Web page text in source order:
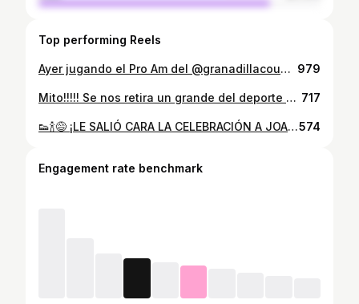
Top performing Reels
Ayer jugando el Pro Am del @granadillacountryclub junto a @nicogeyger que me estuvo dando algunos consejos para mejorar🏌🏻…seguimos poniéndole empeño en el golf 💪🏻. Gracias por el video, Nico. ¡Mucho éxito en el abierto! ⛳ Y a tod@s mis seguidores, ¡gracias por sus comentarios y la buena onda de siempre!🙌🏼 979
Mito!!!!! Se nos retira un grande del deporte chileno! Una carrera que tuvo de todo, desde el temprano retiro que no duró mucho por que cuando comprendió lo lindo que es el golf volvió, que las oportunidades volvieron y que su carrera tomó una vez más vuelo. Un ascenso que quizás parecía lento pero que en realidad fue veloz. Con hitos en su carrera como ganar 3 veces en el KFT y ascender al PGA Tour!!! Algo que solo lo han conseguido 13 jugadores. Que una vez en el PGA nos ilusionó con un Major hasta el final y que simplemente no quiso que fuera ni suyo ni nuestro! Porque lo sentimos así, tu nos hiciste sentir cerca! El destino es así y a veces se nos es esquivo en resultados específicos pero al final del camino puedes contar con la satisfacción por el esfuerzo, la entrega, las horas puestas, los viajes y todos los sacrificios para tener la carrera que tuviste valga la pena. Una Presidents, JJOO, LIV, Majors, PGA Tour. Es un retiro en el papel, espero y se que tu vida seguirá ligada al deporte, a la vida sana y al golf 🙏🏽 Éxito en tus proyectos, disfruta tu retiro, disfruta tu familia y gracias por dejarnos ser parte. El Mito se hizo realidad 🤣 PD: Nos falta uno para la timba del miércoles... te sumas(?) 🤔 717
👟🍾😅 ¡LE SALIÓ CARA LA CELEBRACIÓN A JOAKING! En entrevista exclusiva con @nicogeyger y @golfistachileno el crack nacional @joaco_niemann contó los detalles de los dos “shoey” que realizó en medio de los festejos tras conquistar el título del LIV Golf en Australia 🤪🏆🇦🇺 Vive un nuevo capítulo de LIVING GOLF by @audi_cl este miércoles a las 20:00 horas en exclusiva por el canal 39 de @zappingchile 😎🙌🏼574
Engagement rate benchmark